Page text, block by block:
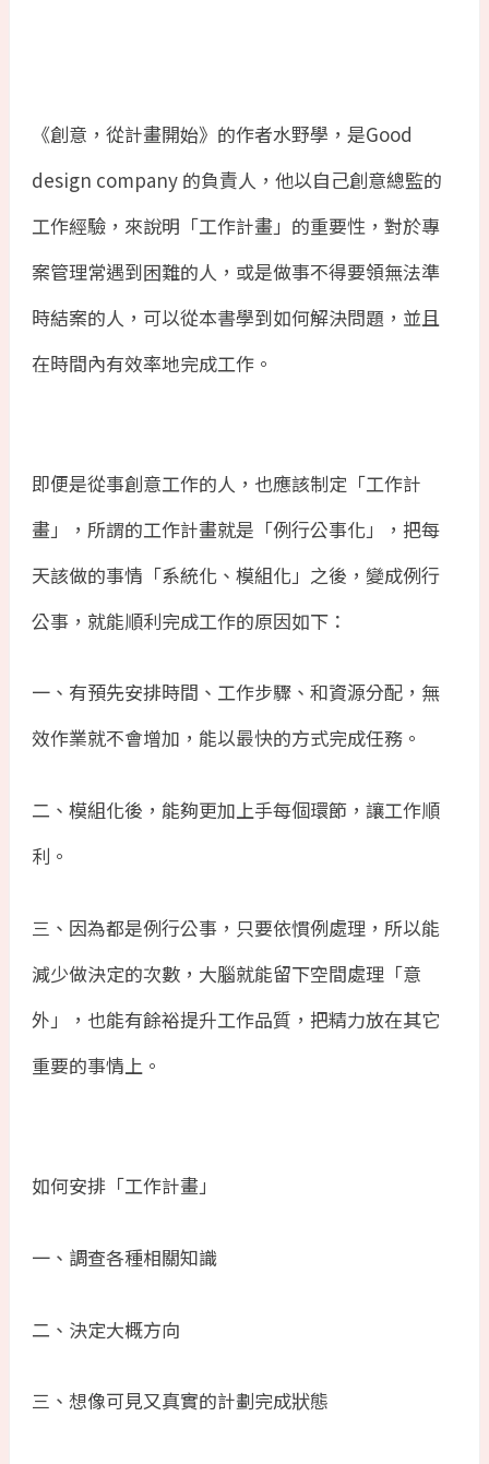
《創意，從計畫開始》的作者水野學，是Good
design company 的負責人，他以自己創意總監的
工作經驗，來說明「工作計畫」的重要性，對於專
案管理常遇到困難的人，或是做事不得要領無法準
時結案的人，可以從本書學到如何解決問題，並且
在時間內有效率地完成工作。
即便是從事創意工作的人，也應該制定「工作計
畫」，所謂的工作計畫就是「例行公事化」，把每
天該做的事情「系統化、模組化」之後，變成例行
公事，就能順利完成工作的原因如下：
一、有預先安排時間、工作步驟、和資源分配，無
效作業就不會增加，能以最快的方式完成任務。
二、模組化後，能夠更加上手每個環節，讓工作順
利。
三、因為都是例行公事，只要依慣例處理，所以能
減少做決定的次數，大腦就能留下空間處理「意
外」，也能有餘裕提升工作品質，把精力放在其它
重要的事情上。
如何安排「工作計畫」
一、調查各種相關知識
二、決定大概方向
三、想像可見又真實的計劃完成狀態